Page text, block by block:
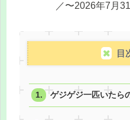
／〜2026年7月
目
ゲジゲジ一匹いたら